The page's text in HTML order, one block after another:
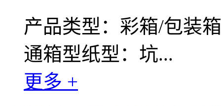
产品类型：彩箱/包装
通箱型纸型：坑...
更多 +